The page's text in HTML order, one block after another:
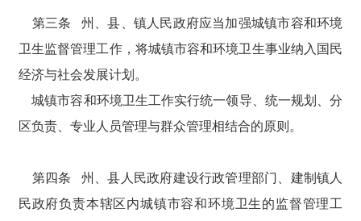
第三条 州、县、镇人民政府应当加强城镇市容和环境
卫生监督管理工作，将城镇市容和环境卫生事业纳入国民
经济与社会发展计划。
城镇市容和环境卫生工作实行统一领导、统一规划、分
区负责、专业人员管理与群众管理相结合的原则。
第四条 州、县人民政府建设行政管理部门、建制镇人
民政府负责本辖区内城镇市容和环境卫生的监督管理工